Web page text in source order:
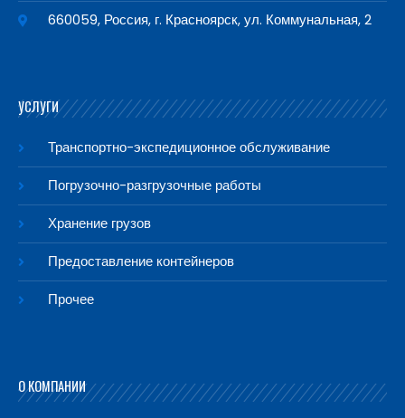
660059, Россия, г. Красноярск, ул. Коммунальная, 2
УСЛУГИ
Транспортно-экспедиционное обслуживание
Погрузочно-разгрузочные работы
Хранение грузов
Предоставление контейнеров
Прочее
О КОМПАНИИ